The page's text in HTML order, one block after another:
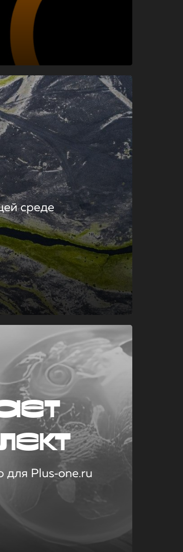
среде
для Plus‑one.ru